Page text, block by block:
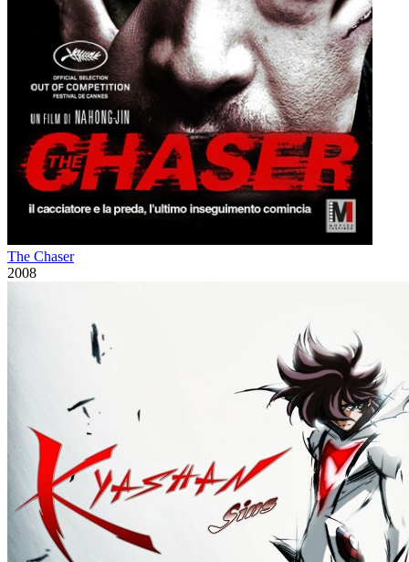
The Chaser
2008